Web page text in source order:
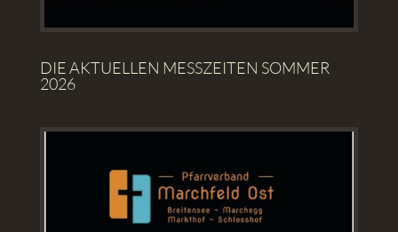
DIE AKTUELLEN MESSZEITEN SOMMER
2026